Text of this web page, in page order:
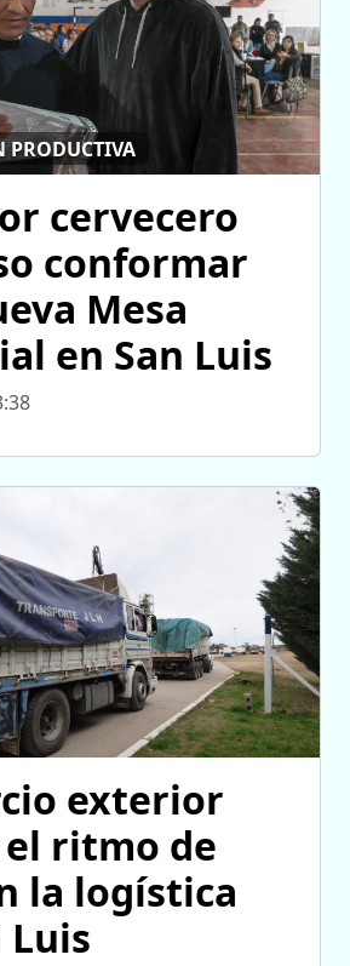
PRODUCTIVA
cervecero
conformar
Mesa
en San Luis
exterior
ritmo de
la logística
Luis